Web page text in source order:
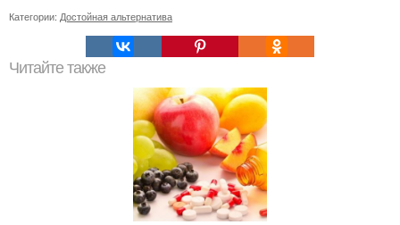
Категории: Достойная альтернатива
Читайте также